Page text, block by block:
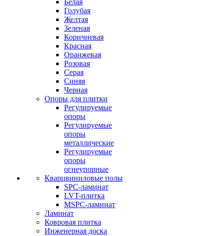
Белая
Голубая
Желтая
Зеленая
Коричневая
Красная
Оранжевая
Розовая
Серая
Синяя
Черная
Опоры для плитки
Регулируемые
опоры
Регулируемые
опоры
металлические
Регулируемые
опоры
огнеупорные
Кварцвиниловые полы
SPC-ламинат
LVT-плитка
MSPC-ламинат
Ламинат
Ковровая плитка
Инженерная доска